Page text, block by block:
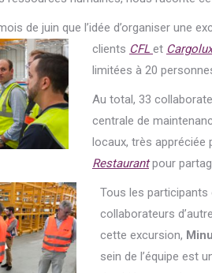
de juin que l’idée d’organiser une
clients CFL et Cargolux
limitées à 20
Au total, 33
centrale de
locaux, très appréciée
Restaurantpour
Tous les
collaborateurs
cette excursion,
sein de l’équipe est